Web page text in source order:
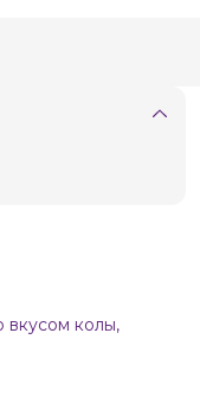
вкусом колы,